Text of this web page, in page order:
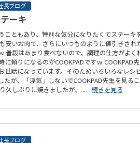
長ブログ
ーキ
こともあり、特別な気分になりたくてステーキ
安いお肉で、さらにいつものように値引きされ
普段はあまり食べないので、調理の仕方がよく
に頼りになるのがCOOKPADですｗ COOKPAD
世話になっています。そのためいろいろなレシ
たが、「浮気」しないでCOOKPAD先生を見る
久しぶりに焼きましたが、... 続きを見る
長ブログ